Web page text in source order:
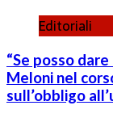
Editoriali
“Se posso
Meloni nel
sull’obbligo